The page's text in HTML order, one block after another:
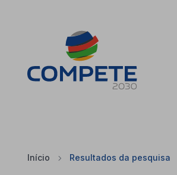
Início Resultados da pesquisa